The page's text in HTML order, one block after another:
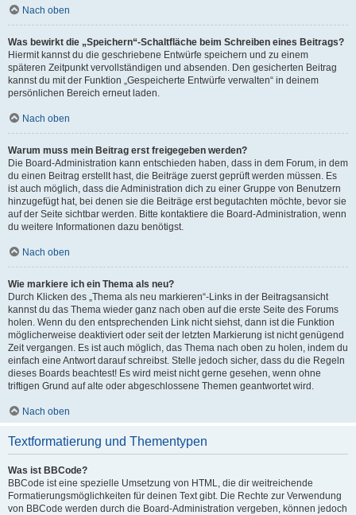
Nach oben
Was bewirkt die „Speichern“-Schaltfläche beim Schreiben eines Beitrags?
Hiermit kannst du die geschriebene Entwürfe speichern und zu einem
späteren Zeitpunkt vervollständigen und absenden. Den gesicherten Beitrag
kannst du mit der Funktion „Gespeicherte Entwürfe verwalten“ in deinem
persönlichen Bereich erneut laden.
Nach oben
Warum muss mein Beitrag erst freigegeben werden?
Die Board-Administration kann entschieden haben, dass in dem Forum, in dem
du einen Beitrag erstellt hast, die Beiträge zuerst geprüft werden müssen. Es
ist auch möglich, dass die Administration dich zu einer Gruppe von Benutzern
hinzugefügt hat, bei denen sie die Beiträge erst begutachten möchte, bevor sie
auf der Seite sichtbar werden. Bitte kontaktiere die Board-Administration, wenn
du weitere Informationen dazu benötigst.
Nach oben
Wie markiere ich ein Thema als neu?
Durch Klicken des „Thema als neu markieren“-Links in der Beitragsansicht
kannst du das Thema wieder ganz nach oben auf die erste Seite des Forums
holen. Wenn du den entsprechenden Link nicht siehst, dann ist die Funktion
möglicherweise deaktiviert oder seit der letzten Markierung ist nicht genügend
Zeit vergangen. Es ist auch möglich, das Thema nach oben zu holen, indem du
einfach eine Antwort darauf schreibst. Stelle jedoch sicher, dass du die Regeln
dieses Boards beachtest! Es wird meist nicht gerne gesehen, wenn ohne
triftigen Grund auf alte oder abgeschlossene Themen geantwortet wird.
Nach oben
Textformatierung und Thementypen
Was ist BBCode?
BBCode ist eine spezielle Umsetzung von HTML, die dir weitreichende
Formatierungsmöglichkeiten für deinen Text gibt. Die Rechte zur Verwendung
von BBCode werden durch die Board-Administration vergeben, können jedoch